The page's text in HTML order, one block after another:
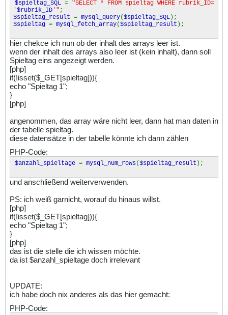
$spieltag_SQL = "SELECT * FROM spieltag WHERE rubrik_ID=
'$rubrik_ID '" ;
$spieltag_result = mysql_query($spieltag_SQL);
$spieltag = mysql_fetch_array($spieltag_result );
hier chekce ich nun ob der inhalt des arrays leer ist.
wenn der inhalt des arrays also leer ist (kein inhalt), dann soll
Spieltag eins angezeigt werden.
[php]
if(!isset($_GET[spieltag])){
echo "Spieltag 1";
}
[php]
angenommen, das array wäre nicht leer, dann hat man daten in
der tabelle spieltag.
diese datensätze in der tabelle könnte ich dann zählen
PHP-Code:
$anzahl_spieltage = mysql_num_rows($spieltag_result );
und anschließend weiterverwenden.
PS: ich weiß garnicht, worauf du hinaus willst.
[php]
if(!isset($_GET[spieltag])){
echo "Spieltag 1";
}
[php]
das ist die stelle die ich wissen möchte.
da ist $anzahl_spieltage doch irrelevant
UPDATE:
ich habe doch nix anderes als das hier gemacht:
PHP-Code: